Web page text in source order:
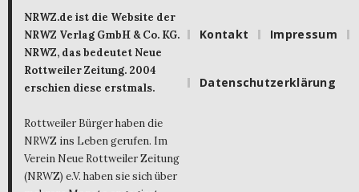
NRWZ.de ist die Website der
NRWZ Verlag GmbH & Co. KG.
NRWZ, das bedeutet Neue
Rottweiler Zeitung. 2004
erschien diese erstmals.
Rottweiler Bürger haben die
NRWZ ins Leben gerufen. Im
Verein Neue Rottweiler Zeitung
(NRWZ) e.V. haben sie sich über
Kontakt Impressum
Datenschutzerklärung